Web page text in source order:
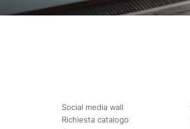
Social media wall
Richiesta catalogo